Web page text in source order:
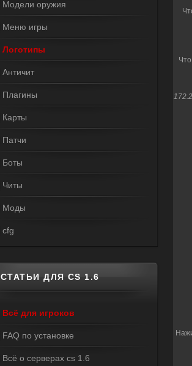
Модели оружия
Меню игры
Логотипы
Античит
Плагины
Карты
Патчи
Боты
Читы
Моды
cfg
СТАТЬИ ДЛЯ CS 1.6
Всё для игроков
FAQ по установке
Всё о серверах cs 1.6